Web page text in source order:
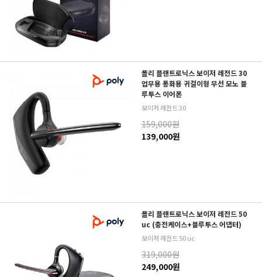
폴리 플랜트로닉스 보이저 레전드 30
업무용 통화용 귀걸이형 무선 모노 블
루투스 이어폰
보이저 레전드 30
159,000원
139,000원
폴리 플랜트로닉스 보이저 레전드 50
uc (충전케이스+블루투스 어댑터)
보이저 레전드 50 uc
319,000원
249,000원